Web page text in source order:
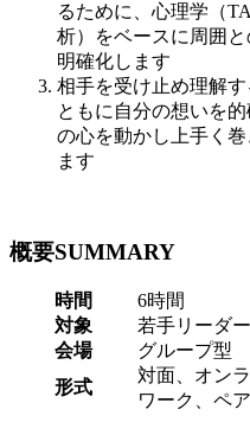
るために、心理学（
析）をベースに周囲
明確化します
相手を受け止め理解
ともに自分の想いを
の心を動かし上手く
ます
概要SUMMARY
時間
6時間
対象
若手リーダ
会場
グループ型
形式
対面、オン
ワーク、ペ